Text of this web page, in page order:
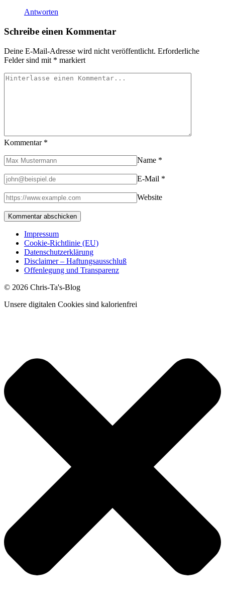
Antworten
Schreibe einen Kommentar
Deine E-Mail-Adresse wird nicht veröffentlicht. Erforderliche
Felder sind mit * markiert
Kommentar *
Name *
E-Mail *
Website
Impressum
Cookie-Richtlinie (EU)
Datenschutzerklärung
Disclaimer – Haftungsausschluß
Offenlegung und Transparenz
© 2026 Chris-Ta's-Blog
Unsere digitalen Cookies sind kalorienfrei